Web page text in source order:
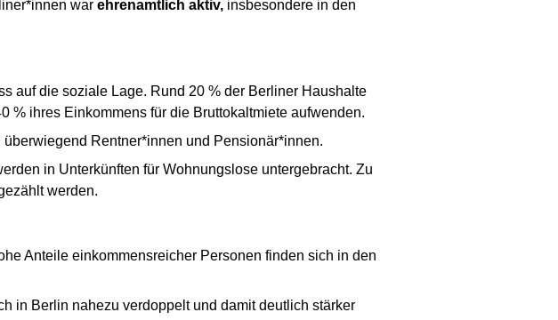
war ehrenamtlich aktiv,insbesondere in den
auf die soziale Lage. Rund 20 % der Berliner Haushalte
% ihres Einkommens für die Bruttokaltmiete aufwenden.
Rentner*innen und Pensionär*innen.
in Unterkünften für Wohnungslose untergebracht. Zu
werden.
Anteile einkommensreicher Personen finden sich in den
in Berlin nahezu verdoppelt und damit deutlich stärker